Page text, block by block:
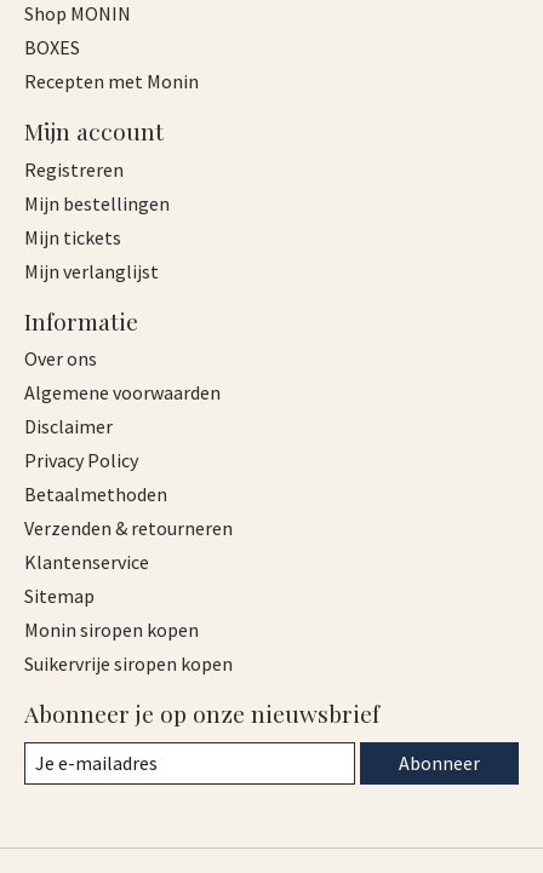
Shop MONIN
BOXES
Recepten met Monin
Mijn account
Registreren
Mijn bestellingen
Mijn tickets
Mijn verlanglijst
Informatie
Over ons
Algemene voorwaarden
Disclaimer
Privacy Policy
Betaalmethoden
Verzenden & retourneren
Klantenservice
Sitemap
Monin siropen kopen
Suikervrije siropen kopen
Abonneer je op onze nieuwsbrief
Abonneer